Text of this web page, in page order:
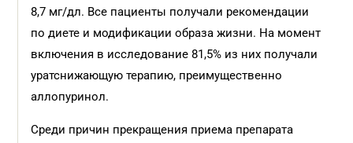
8,7 мг/дл. Все пациенты получали рекомендации
по диете и модификации образа жизни. На момент
включения в исследование 81,5% из них получали
уратснижающую терапию, преимущественно
аллопуринол.
Среди причин прекращения приема препарата